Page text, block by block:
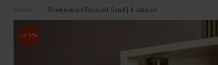
Home Boekenkast Brussel Sand | 4 vakken
-43%